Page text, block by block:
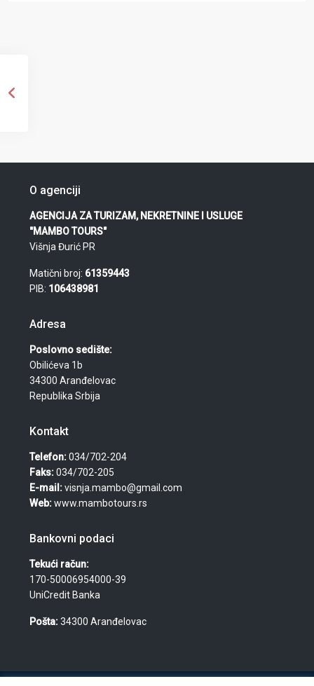
O agenciji
AGENCIJA ZA TURIZAM, NEKRETNINE I USLUGE
"MAMBO TOURS"
Višnja Đurić PR
Matični broj: 61359443
PIB: 106438981
Adresa
Poslovno sedište:
Obilićeva 1b
34300 Aranđelovac
Republika Srbija
Kontakt
Telefon:034/702-204
Faks:034/702-205
E-mail:visnja.mambo@gmail.com
Web:www.mambotours.rs
Bankovni podaci
Tekući račun:
170-50006954000-39
UniCredit Banka
Pošta:34300 Aranđelovac